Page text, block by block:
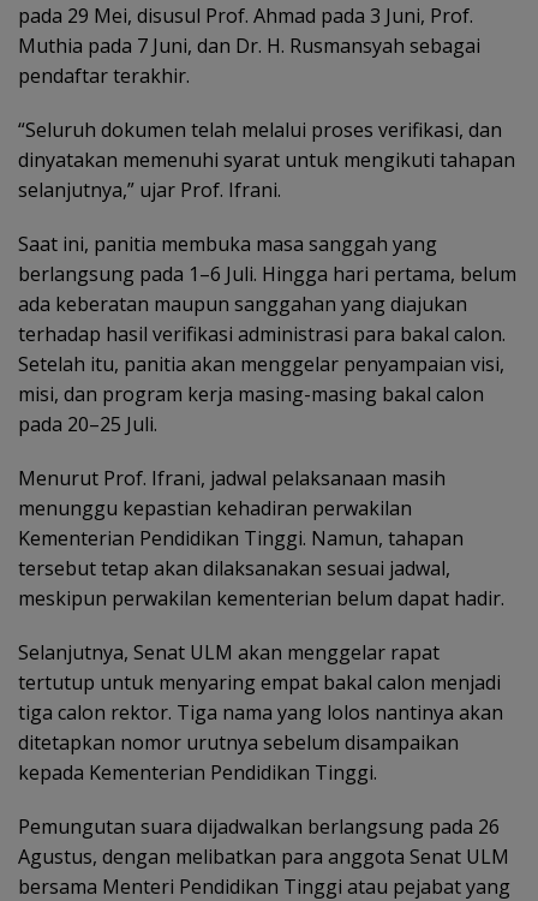
pada 29 Mei, disusul Prof. Ahmad pada 3 Juni, Prof.
Muthia pada 7 Juni, dan Dr. H. Rusmansyah sebagai
pendaftar terakhir.
“Seluruh dokumen telah melalui proses verifikasi, dan
dinyatakan memenuhi syarat untuk mengikuti tahapan
selanjutnya,” ujar Prof. Ifrani.
Saat ini, panitia membuka masa sanggah yang
berlangsung pada 1–6 Juli. Hingga hari pertama, belum
ada keberatan maupun sanggahan yang diajukan
terhadap hasil verifikasi administrasi para bakal calon.
Setelah itu, panitia akan menggelar penyampaian visi,
misi, dan program kerja masing-masing bakal calon
pada 20–25 Juli.
Menurut Prof. Ifrani, jadwal pelaksanaan masih
menunggu kepastian kehadiran perwakilan
Kementerian Pendidikan Tinggi. Namun, tahapan
tersebut tetap akan dilaksanakan sesuai jadwal,
meskipun perwakilan kementerian belum dapat hadir.
Selanjutnya, Senat ULM akan menggelar rapat
tertutup untuk menyaring empat bakal calon menjadi
tiga calon rektor. Tiga nama yang lolos nantinya akan
ditetapkan nomor urutnya sebelum disampaikan
kepada Kementerian Pendidikan Tinggi.
Pemungutan suara dijadwalkan berlangsung pada 26
Agustus, dengan melibatkan para anggota Senat ULM
bersama Menteri Pendidikan Tinggi atau pejabat yang